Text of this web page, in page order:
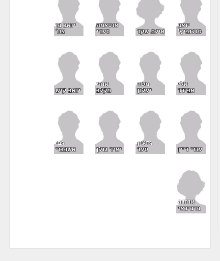
יואב
סגלוביץ' אילת שקד
אוסאמה
סעדי
יואב בן
צור
אלי
אבידר
משה
יעלון
אורי
מקלב יואב קיש
עוזי דיין
גדעון
סער יאיר גולן
גבי
אשכנזי
אורנה
ברביבאי